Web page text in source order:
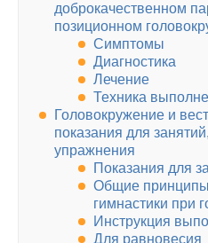
доброкачественном
позиционном
Симптомы
Диагностика
Лечение
Техника
Головокружение и
показания для
упражнения
Показания для
Общие принципы
гимнастики при
Инструкция
Для равновесия